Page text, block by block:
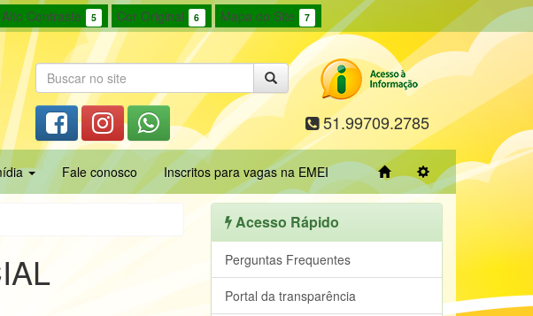
Alto Contraste 5 Cor Original 6 Mapa do Site 7
51.99709.2785
Fale conosco Inscritos para vagas na EMEI
Acesso Rápido
Perguntas Frequentes
Portal da transparência